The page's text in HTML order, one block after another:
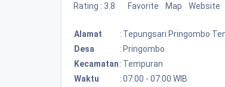
Rating : 3.8 Favorite Map Website
Alamat : Tepungsari Pringombo
Desa
: Pringombo
Kecamatan : Tempuran
Waktu
:07:00 - 07:00 WIB